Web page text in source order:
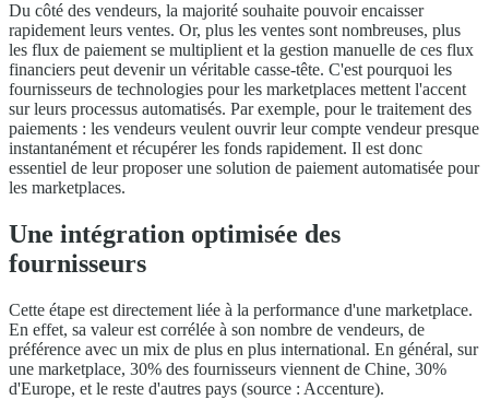
Du côté des vendeurs, la majorité souhaite pouvoir encaisser
rapidement leurs ventes. Or, plus les ventes sont nombreuses, plus
les flux de paiement se multiplient et la gestion manuelle de ces flux
financiers peut devenir un véritable casse-tête. C'est pourquoi les
fournisseurs de technologies pour les marketplaces mettent l'accent
sur leurs processus automatisés. Par exemple, pour le traitement des
paiements : les vendeurs veulent ouvrir leur compte vendeur presque
instantanément et récupérer les fonds rapidement. Il est donc
essentiel de leur proposer une solution de paiement automatisée pour
les marketplaces.
Une intégration optimisée des
fournisseurs
Cette étape est directement liée à la performance d'une marketplace.
En effet, sa valeur est corrélée à son nombre de vendeurs, de
préférence avec un mix de plus en plus international. En général, sur
une marketplace, 30% des fournisseurs viennent de Chine, 30%
d'Europe, et le reste d'autres pays (source : Accenture).